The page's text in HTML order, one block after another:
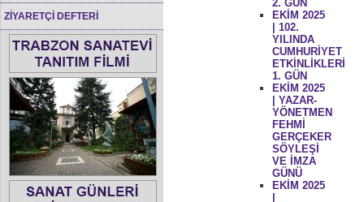
ZİYARETÇİ DEFTERİ
2. GÜN
EKİM 2025
| 102.
YILINDA
CUMHURİYET
ETKİNLİKLERİ
1. GÜN
EKİM 2025
| YAZAR-
YÖNETMEN
FEHMİ
GERÇEKER
SÖYLEŞİ
VE İMZA
GÜNÜ
EKİM 2025